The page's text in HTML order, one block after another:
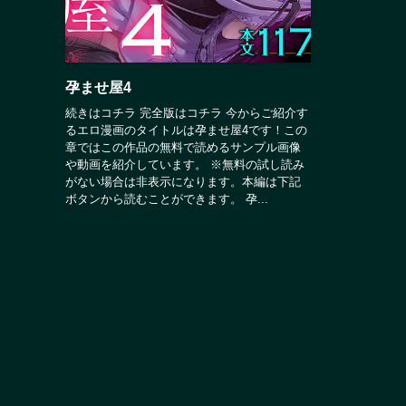
孕ませ屋4
続きはコチラ 完全版はコチラ 今からご紹介す
るエロ漫画のタイトルは孕ませ屋4です！この
章ではこの作品の無料で読めるサンプル画像
や動画を紹介しています。 ※無料の試し読み
がない場合は非表示になります。本編は下記
ボタンから読むことができます。 孕...